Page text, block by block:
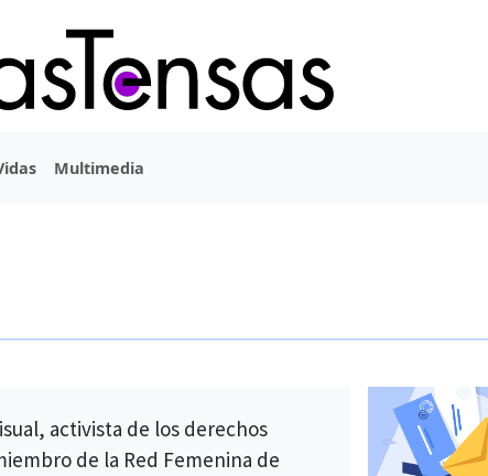
Multimedia
activista de los derechos
de la Red Femenina de